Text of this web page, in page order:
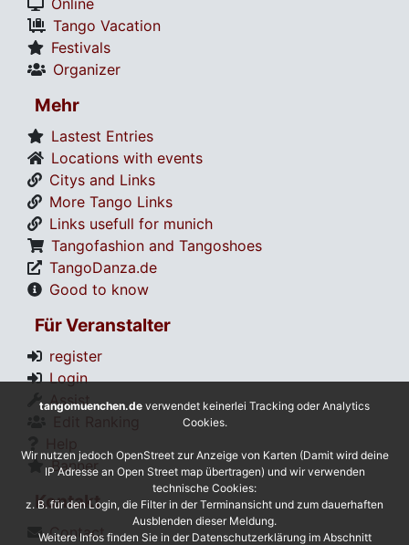
Tango Vacation
Festivals
Organizer
Mehr
Lastest Entries
Locations with events
Citys and Links
More Tango Links
Links usefull for munich
Tangofashion and Tangoshoes
TangoDanza.de
Good to know
Für Veranstalter
register
Login
Assist
Banner
Kontakt
Contact
tangomuenchen.de verwendet keinerlei Tracking oder Analytics
Cookies.
Wir nutzen jedoch OpenStreet zur Anzeige von Karten (Damit wird deine
IP Adresse an Open Street map übertragen) und wir verwenden
technische Cookies:
z. B. für den Login, die Filter in der Terminansicht und zum dauerhaften
Ausblenden dieser Meldung.
Weitere Infos finden Sie in der Datenschutzerklärung im Abschnitt